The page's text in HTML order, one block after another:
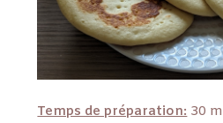
Temps de préparation: 30